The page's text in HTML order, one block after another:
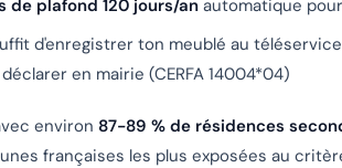
de plafond 120 jours/an automatique
d'enregistrer ton meublé au
en mairie (CERFA 14004*04)
environ 87-89 % de résidences
françaises les plus exposées au